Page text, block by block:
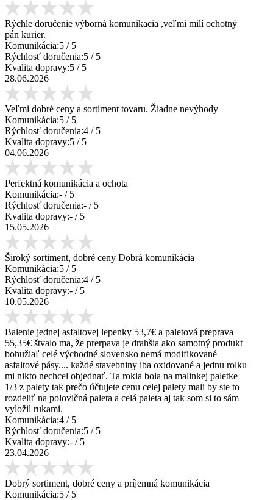
Rýchle doručenie výborná komunikacia ,veľmi milí ochotný
pán kurier.
Komunikácia:5 / 5
Rýchlosť doručenia:5 / 5
Kvalita dopravy:5 / 5
28.06.2026
Veľmi dobré ceny a sortiment tovaru. Žiadne nevýhody
Komunikácia:5 / 5
Rýchlosť doručenia:4 / 5
Kvalita dopravy:5 / 5
04.06.2026
Perfektná komunikácia a ochota
Komunikácia:- / 5
Rýchlosť doručenia:- / 5
Kvalita dopravy:- / 5
15.05.2026
Široký sortiment, dobré ceny Dobrá komunikácia
Komunikácia:5 / 5
Rýchlosť doručenia:4 / 5
Kvalita dopravy:- / 5
10.05.2026
Balenie jednej asfaltovej lepenky 53,7€ a paletová preprava
55,35€ štvalo ma, že prerpava je drahšia ako samotný produkt
bohužiaľ celé východné slovensko nemá modifikované
asfaltové pásy.... každé stavebniny iba oxidované a jednu rolku
mi nikto nechcel objednať. Ta rokla bola na malinkej paletke
1/3 z palety tak prečo účtujete cenu celej palety mali by ste to
rozdeliť na polovičná paleta a celá paleta aj tak som si to sám
vyložil rukami.
Komunikácia:4 / 5
Rýchlosť doručenia:5 / 5
Kvalita dopravy:- / 5
23.04.2026
Dobrý sortiment, dobré ceny a príjemná komunikácia
Komunikácia:5 / 5